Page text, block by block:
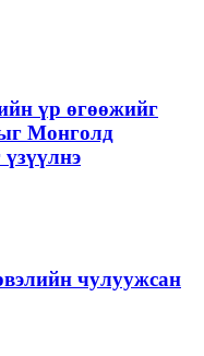
үр өгөөжийг
Монголд
чулуужсан